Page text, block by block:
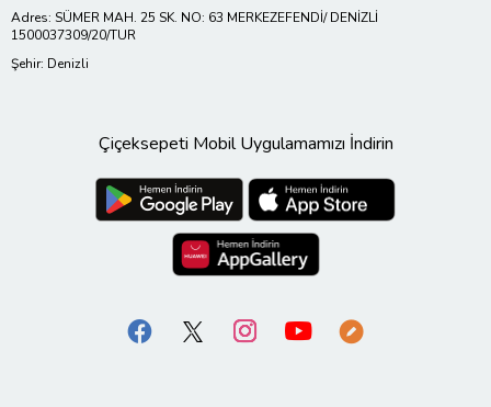
Adres: SÜMER MAH. 25 SK. NO: 63 MERKEZEFENDİ/ DENİZLİ
1500037309/20/TUR
Şehir: Denizli
Çiçeksepeti Mobil Uygulamamızı İndirin